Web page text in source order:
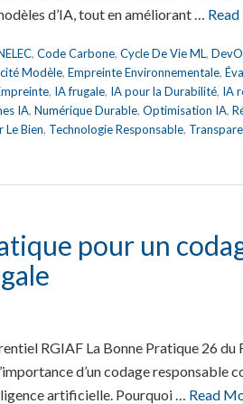
d’IA, tout en améliorant …
, Code Carbone, Cycle De Vie ML,
Modèle, Empreinte Environnementale,
, IA frugale, IA pour la Durabilité, IA
IA, Numérique Durable, Optimisation IA,
Le Bien, Technologie Responsable,
pour un
RGIAF La Bonne Pratique 26 du
d’un codage responsable
artificielle. Pourquoi … Read